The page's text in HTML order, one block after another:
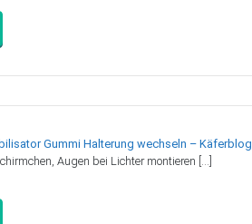
Gummi Halterung wechseln – Käferblog
Augen bei Lichter montieren […]